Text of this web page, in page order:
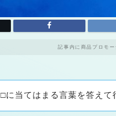
記事内に商品プロモ
□に当てはまる言葉を答えて